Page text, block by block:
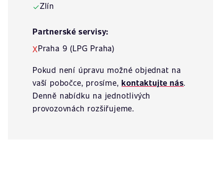
✓Zlín
Partnerské servisy:
XPraha 9 (LPG Praha)
Pokud není úpravu možné objednat na
vaší pobočce, prosíme,kontaktujte nás.
Denně nabídku na jednotlivých
provozovnách rozšiřujeme.